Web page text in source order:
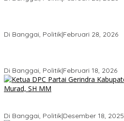
Di Banggai, Politik|Februari 28, 2026
Di Banggai, Politik|Februari 18, 2026
Di Banggai, Politik|Desember 18, 2025